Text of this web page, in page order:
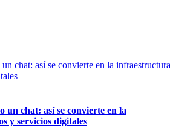
chat: así se convierte en la infraestructura
un chat: así se convierte en la
y servicios digitales